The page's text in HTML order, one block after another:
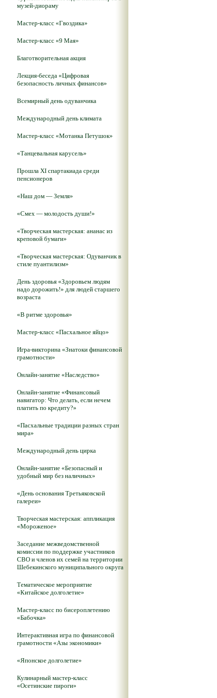
музей-диораму
Мастер-класс «Гвоздика»
Мастер-класс «9 Мая»
Благотворительная акция
Лекция-беседа «Цифровая
безопасность личных финансов»
Всемирный день одуванчика
Международный день климата
Мастер-класс «Мотанка Петушок»
«Танцевальная карусель»
Прошла XI спартакиада среди
пенсионеров
«Наш дом — Земля»
«Смех — молодость души!»
«Творческая мастерская: ананас из
креповой бумаги»
«Творческая мастерская: Одуванчик в
стиле пуантилизм»
День здоровья «Здоровьем людям
надо дорожить!» для людей старшего
возраста
«В ритме здоровья»
Мастер-класс «Пасхальное яйцо»
Игра-викторина «Знатоки финансовой
грамотности»
Онлайн-занятие «Наследство»
Онлайн-занятие «Финансовый
навигатор: Что делать, если нечем
платить по кредиту?»
«Пасхальные традиции разных стран
мира»
Международный день цирка
Онлайн-занятие «Безопасный и
удобный мир без наличных»
«День основания Третьяковской
галереи»
Творческая мастерская: аппликация
«Мороженое»
Заседание межведомственной
комиссии по поддержке участников
СВО и членов их семей на территории
Шебекинского муниципального округа
Тематическое мероприятие
«Китайское долголетие»
Мастер-класс по бисероплетению
«Бабочка»
Интерактивная игра по финансовой
грамотности «Азы экономики»
«Японское долголетие»
Кулинарный мастер-класс
«Осетинские пироги»